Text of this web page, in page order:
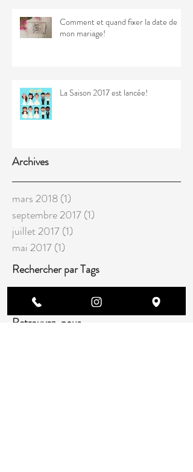
Comment et quand fixer la date de
mon mariage!
La Saison 2017 est lancée!
Archives
mars 2018 (1)
septembre 2017 (1)
juillet 2017 (1)
mai 2017 (1)
Rechercher par Tags
Pas encore de mots-clés.
Retrouvez-nous